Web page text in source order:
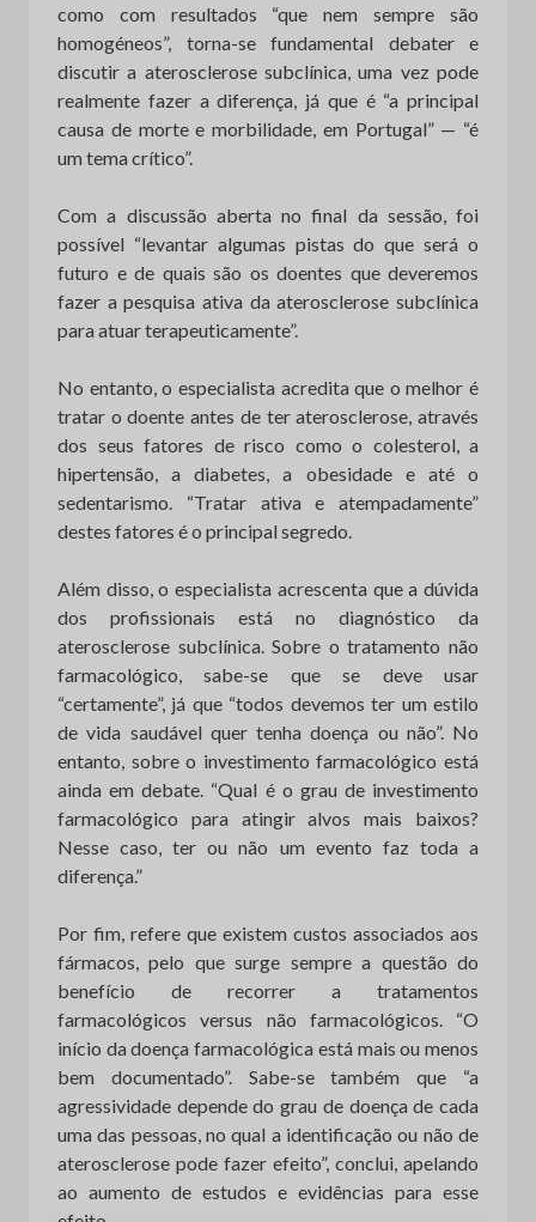
como com resultados “que nem sempre são
homogéneos”, torna-se fundamental debater e
discutir a aterosclerose subclínica, uma vez pode
realmente fazer a diferença, já que é “a principal
causa de morte e morbilidade, em Portugal” — “é
um tema crítico”.
Com a discussão aberta no final da sessão, foi
possível “levantar algumas pistas do que será o
futuro e de quais são os doentes que deveremos
fazer a pesquisa ativa da aterosclerose subclínica
para atuar terapeuticamente”.
No entanto, o especialista acredita que o melhor é
tratar o doente antes de ter aterosclerose, através
dos seus fatores de risco como o colesterol, a
hipertensão, a diabetes, a obesidade e até o
sedentarismo. “Tratar ativa e atempadamente”
destes fatores é o principal segredo.
Além disso, o especialista acrescenta que a dúvida
dos profissionais está no diagnóstico da
aterosclerose subclínica. Sobre o tratamento não
farmacológico, sabe-se que se deve usar
“certamente”, já que “todos devemos ter um estilo
de vida saudável quer tenha doença ou não”. No
entanto, sobre o investimento farmacológico está
ainda em debate. “Qual é o grau de investimento
farmacológico para atingir alvos mais baixos?
Nesse caso, ter ou não um evento faz toda a
diferença.”
Por fim, refere que existem custos associados aos
fármacos, pelo que surge sempre a questão do
benefício de recorrer a tratamentos
farmacológicos versus não farmacológicos. “O
início da doença farmacológica está mais ou menos
bem documentado”. Sabe-se também que “a
agressividade depende do grau de doença de cada
uma das pessoas, no qual a identificação ou não de
aterosclerose pode fazer efeito”, conclui, apelando
ao aumento de estudos e evidências para esse